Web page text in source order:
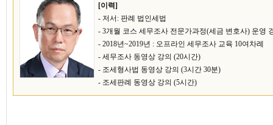
[이력]
- 저서: 판례 법인세법
- 3개월 코스 세무조사 전문가과정(세금 변호사) 운영
- 2018년~2019년 : 오프라인 세무조사 교육 10여차례
- 세무조사 동영상 강의 (20시간)
- 조세형사법 동영상 강의 (3시간 30분)
- 조세판례 동영상 강의 (5시간)